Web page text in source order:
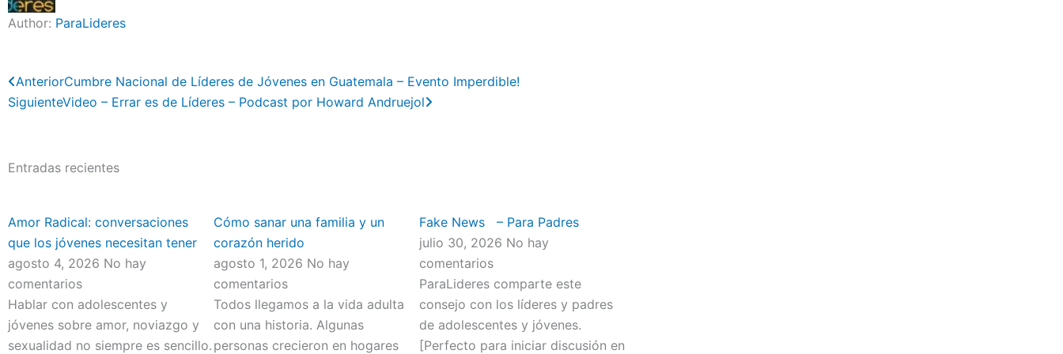
Author: ParaLideres
Previo
AnteriorCumbre Nacional de Líderes de Jóvenes en Guatemala – Evento Imperdible!
SiguienteVideo – Errar es de Líderes – Podcast por Howard Andruejol
Next
Entradas recientes
Amor Radical: conversaciones
que los jóvenes necesitan tener
agosto 4, 2026 No hay
comentarios
Hablar con adolescentes y
jóvenes sobre amor, noviazgo y
sexualidad no siempre es sencillo.
Cómo sanar una familia y un
corazón herido
agosto 1, 2026 No hay
comentarios
Todos llegamos a la vida adulta
con una historia. Algunas
personas crecieron en hogares
Fake News – Para Padres
julio 30, 2026 No hay
comentarios
ParaLideres comparte este
consejo con los líderes y padres
de adolescentes y jóvenes.
[Perfecto para iniciar discusión en